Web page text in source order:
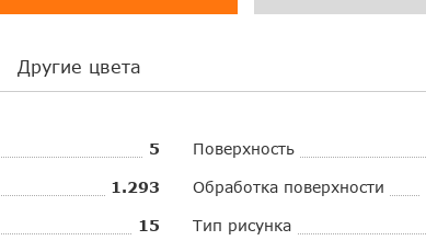
Другие цвета
5
1.293
15
Поверхность
Обработка поверхности
Тип рисунка